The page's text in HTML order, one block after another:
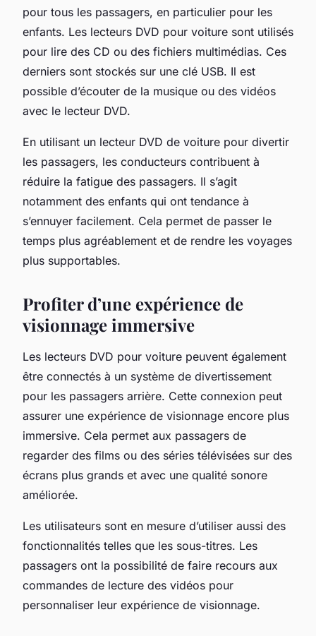
pour tous les passagers, en particulier pour les
enfants. Les lecteurs DVD pour voiture sont utilisés
pour lire des CD ou des fichiers multimédias. Ces
derniers sont stockés sur une clé USB. Il est
possible d’écouter de la musique ou des vidéos
avec le lecteur DVD.
En utilisant un lecteur DVD de voiture pour divertir
les passagers, les conducteurs contribuent à
réduire la fatigue des passagers. Il s’agit
notamment des enfants qui ont tendance à
s’ennuyer facilement. Cela permet de passer le
temps plus agréablement et de rendre les voyages
plus supportables.
Profiter d’une expérience de
visionnage immersive
Les lecteurs DVD pour voiture peuvent également
être connectés à un système de divertissement
pour les passagers arrière. Cette connexion peut
assurer une expérience de visionnage encore plus
immersive. Cela permet aux passagers de
regarder des films ou des séries télévisées sur des
écrans plus grands et avec une qualité sonore
améliorée.
Les utilisateurs sont en mesure d’utiliser aussi des
fonctionnalités telles que les sous-titres. Les
passagers ont la possibilité de faire recours aux
commandes de lecture des vidéos pour
personnaliser leur expérience de visionnage.